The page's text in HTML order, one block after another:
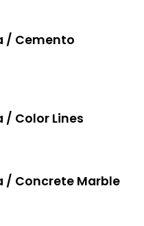
/ Cemento
Color Lines
Concrete Marble